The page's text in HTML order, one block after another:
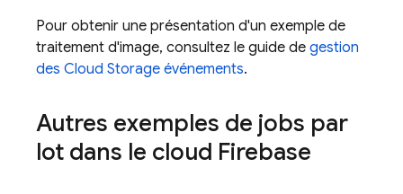
Pour obtenir une présentation d'un exemple de
traitement d'image, consultez le guide de gestion
des Cloud Storage événements.
Autres exemples de jobs par
lot dans le cloud Firebase